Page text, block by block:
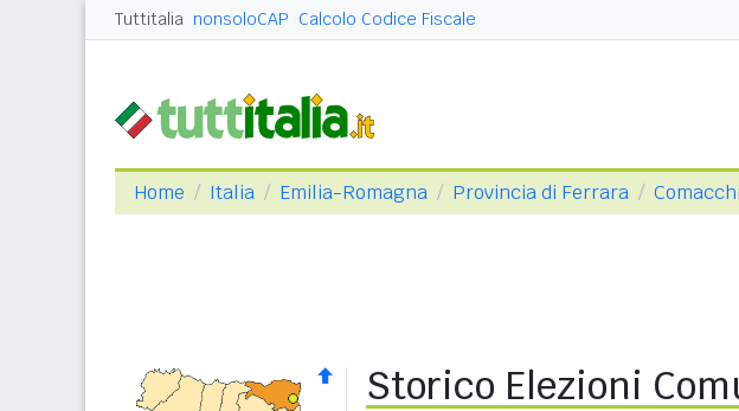
Tuttitalia nonsoloCAP Calcolo Codice Fiscale
Home Italia Emilia-Romagna Provincia di Ferrara
Storico Elezioni